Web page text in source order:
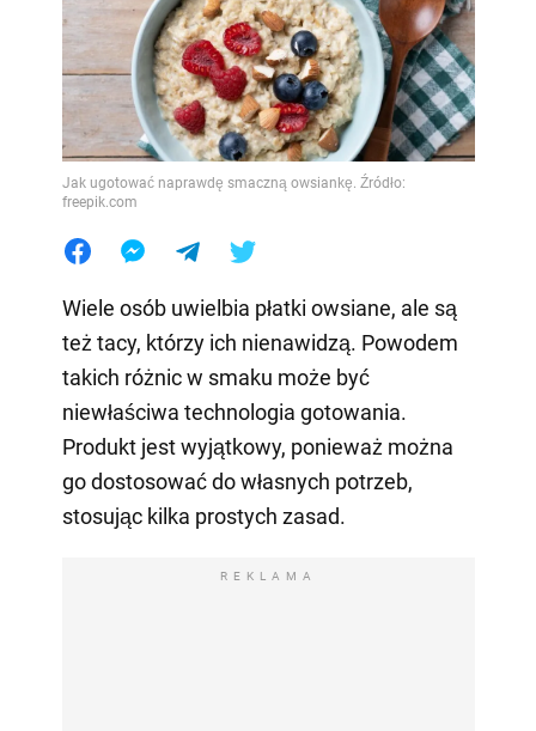
Jak ugotować naprawdę smaczną owsiankę. Źródło:
freepik.com
Wiele osób uwielbia płatki owsiane, ale są
też tacy, którzy ich nienawidzą. Powodem
takich różnic w smaku może być
niewłaściwa technologia gotowania.
Produkt jest wyjątkowy, ponieważ można
go dostosować do własnych potrzeb,
stosując kilka prostych zasad.
REKLAMA